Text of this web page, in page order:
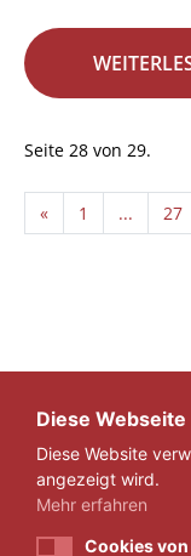
Seite 28 von 29.
« 1 ... 27
Diese
Diese Website
angezeigt wird.
Mehr erfahren
Cookies